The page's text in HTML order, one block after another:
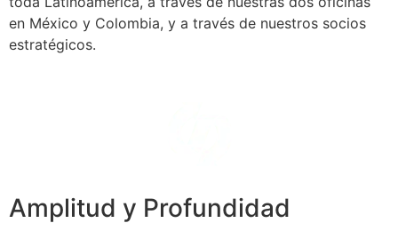
en México y Colombia, y a través de nuestros socios
estratégicos.
Amplitud y Profundidad